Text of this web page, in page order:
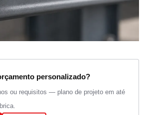
personalizado?
ou requisitos — plano de projeto em até